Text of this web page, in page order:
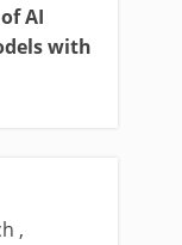
AI
with
,